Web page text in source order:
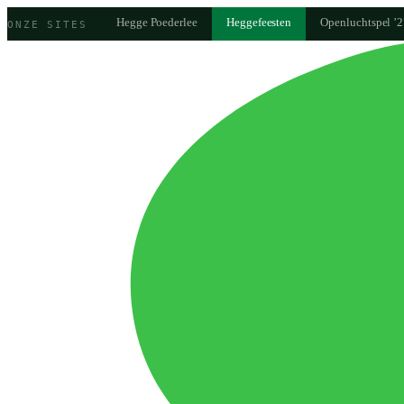
ONZE SITES Hegge Poederlee Heggefeesten Openluchtspel